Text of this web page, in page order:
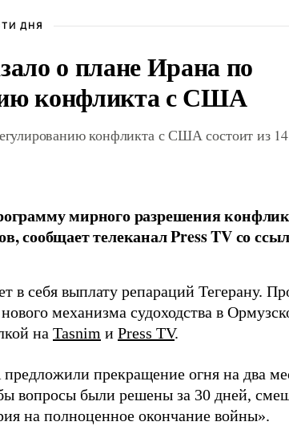
ДНЯ
о плане Ирана по
конфликта с США
конфликта с США состоит из
мирного разрешения
сообщает телеканал Press TV со
в себя выплату репараций Тегерану.
механизма судоходства в
на Tasnim и Press TV.
прекращение огня на два
вопросы были решены за 30 дней,
на полноценное окончание войны».